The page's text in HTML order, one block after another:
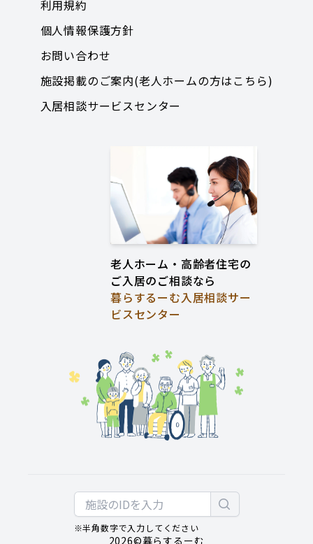
利用規約
個人情報保護方針
お問い合わせ
施設掲載のご案内(老人ホームの方はこちら)
入居相談サービスセンター
老人ホーム・高齢者住宅の
ご入居のご相談なら
暮らするーむ入居相談サー
ビスセンター
2026©暮らするーむ
※半角数字で入力してください